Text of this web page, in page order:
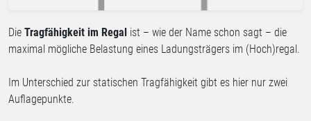
Die Tragfähigkeit im Regal ist – wie der Name schon sagt – die
maximal mögliche Belastung eines Ladungsträgers im (Hoch)regal.
Im Unterschied zur statischen Tragfähigkeit gibt es hier nur zwei
Auflagepunkte.